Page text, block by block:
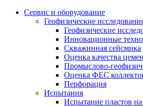
Сервис и оборудование
Геофизические
Геофизические
Инновационные
Скважинная сейсмика
Оценка качества
Промыслово-
Оценка ФЕС
Перфорация
Испытания
Испытание пластов на